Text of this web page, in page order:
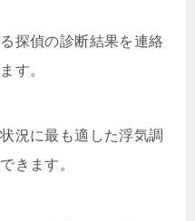
探偵の診断結果を連絡
す。
況に最も適した浮気調
きます。